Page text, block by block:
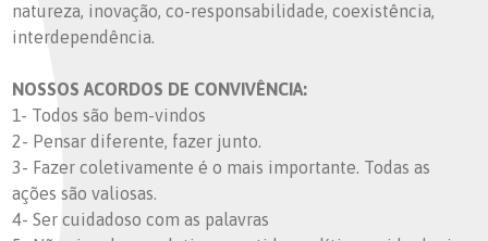
natureza, inovação, co-responsabilidade, coexistência,
interdependência.
NOSSOS ACORDOS DE CONVIVÊNCIA:
1- Todos são bem-vindos
2- Pensar diferente, fazer junto.
3- Fazer coletivamente é o mais importante. Todas as
ações são valiosas.
4- Ser cuidadoso com as palavras